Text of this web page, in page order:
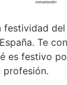
festividad
Te
es festivo
profesión.